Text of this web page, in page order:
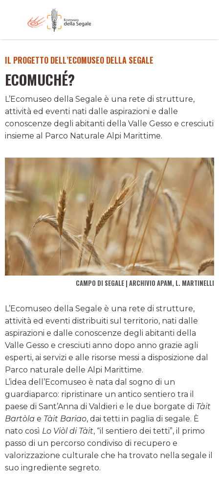
IL PROGETTO DELL’ECOMUSEO DELLA SEGALE
ECOMUCHÉ?
L’Ecomuseo della Segale è una rete di strutture,
attività ed eventi nati dalle aspirazioni e dalle
conoscenze degli abitanti della Valle Gesso e cresciuti
insieme al Parco Naturale Alpi Marittime.
CAMPO DI SEGALE | ARCHIVIO APAM, L. MARTINELLI
L’Ecomuseo della Segale è una rete di strutture,
attività ed eventi distribuiti sul territorio, nati dalle
aspirazioni e dalle conoscenze degli abitanti della
Valle Gesso e cresciuti anno dopo anno grazie agli
esperti, ai servizi e alle risorse messi a disposizione dal
Parco naturale delle Alpi Marittime.
L’idea dell’Ecomuseo è nata dal sogno di un
guardiaparco: ripristinare un antico sentiero tra il
paese di Sant’Anna di Valdieri e le due borgate di Tàit
Bartòla e Tàit Bariao, dai tetti in paglia di segale. È
nato così Lo Viòl di Tàit, “il sentiero dei tetti”, il primo
passo di un percorso condiviso di recupero e
valorizzazione culturale che ha trovato nella segale il
suo ingrediente segreto.